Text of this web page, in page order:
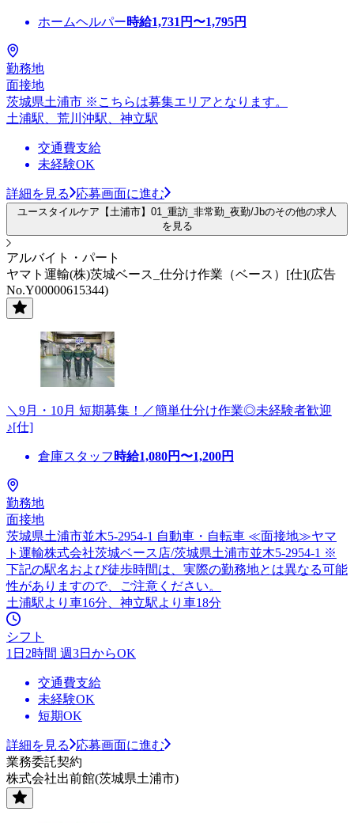
ホームヘルパー時給1,731 円〜1,795円
勤務地
面接地
茨城県土浦市 ※こちらは募集エリアとなります。
土浦駅、荒川沖駅、神立駅
交通費支給
未経験OK
詳細を見る 応募画面に進む
ユースタイルケア【土浦市】01_重訪_非常勤_夜勤/Jbのその他の求人
を見る
アルバイト・パート
ヤマト運輸(株)茨城ベース_仕分け作業（ベース）[仕](広告
No.Y00000615344)
＼9月・10月 短期募集！／簡単仕分け作業◎未経験者歓迎
♪[仕]
倉庫スタッフ 時給1,080円〜1,200円
勤務地
面接地
茨城県土浦市並木5-2954-1 自動車・自転車 ≪面接地≫ヤマ
ト運輸株式会社茨城ベース店/茨城県土浦市並木5-2954-1 ※
下記の駅名および徒歩時間は、実際の勤務地とは異なる可能
性がありますので、ご注意ください。
土浦駅より車16分、神立駅より車18分
シフト
1日2時間 週3日からOK
交通費支給
未経験OK
短期OK
詳細を見る
応募画面に進む
業務委託契約
株式会社出前館(茨城県土浦市)